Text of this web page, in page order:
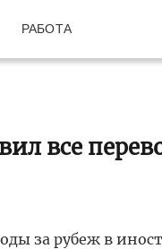
РАБОТА
все
за рубеж в